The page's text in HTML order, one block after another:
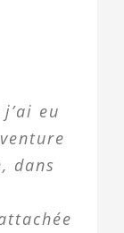
eu
dans